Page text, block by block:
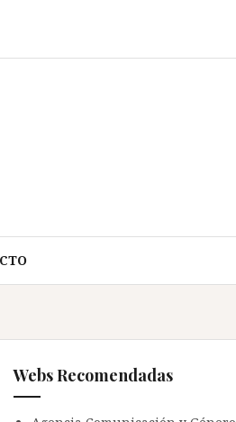
Webs Recomendadas